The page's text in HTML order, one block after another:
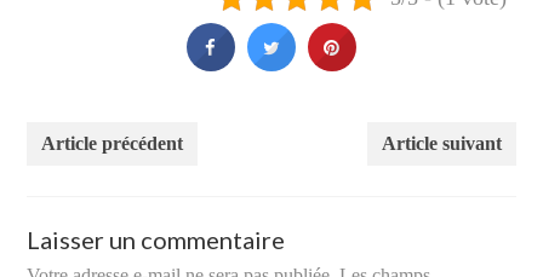
Article précédent Article suivant
Laisser un commentaire